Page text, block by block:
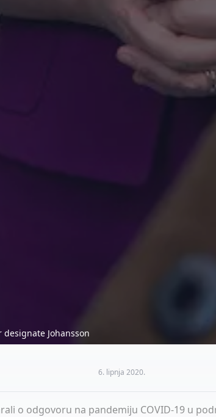
Johansson
6. lipnja 2020.
o odgovoru na pandemiju COVID-19 u